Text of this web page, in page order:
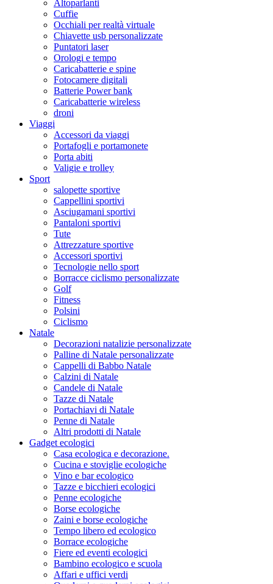
Altoparlanti
Cuffie
Occhiali per realtà virtuale
Chiavette usb personalizzate
Puntatori laser
Orologi e tempo
Caricabatterie e spine
Fotocamere digitali
Batterie Power bank
Caricabatterie wireless
droni
Viaggi
Accessori da viaggi
Portafogli e portamonete
Porta abiti
Valigie e trolley
Sport
salopette sportive
Cappellini sportivi
Asciugamani sportivi
Pantaloni sportivi
Tute
Attrezzature sportive
Accessori sportivi
Tecnologie nello sport
Borracce ciclismo personalizzate
Golf
Fitness
Polsini
Ciclismo
Natale
Decorazioni natalizie personalizzate
Palline di Natale personalizzate
Cappelli di Babbo Natale
Calzini di Natale
Candele di Natale
Tazze di Natale
Portachiavi di Natale
Penne di Natale
Altri prodotti di Natale
Gadget ecologici
Casa ecologica e decorazione.
Cucina e stoviglie ecologiche
Vino e bar ecologico
Tazze e bicchieri ecologici
Penne ecologiche
Borse ecologiche
Zaini e borse ecologiche
Tempo libero ed ecologico
Borrace ecologiche
Fiere ed eventi ecologici
Bambino ecologico e scuola
Affari e uffici verdi